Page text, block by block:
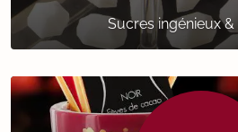
Sucres ingénieux